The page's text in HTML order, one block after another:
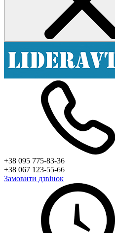
+38 095 775-83-36
+38 067 123-55-66
Замовити дзвінок